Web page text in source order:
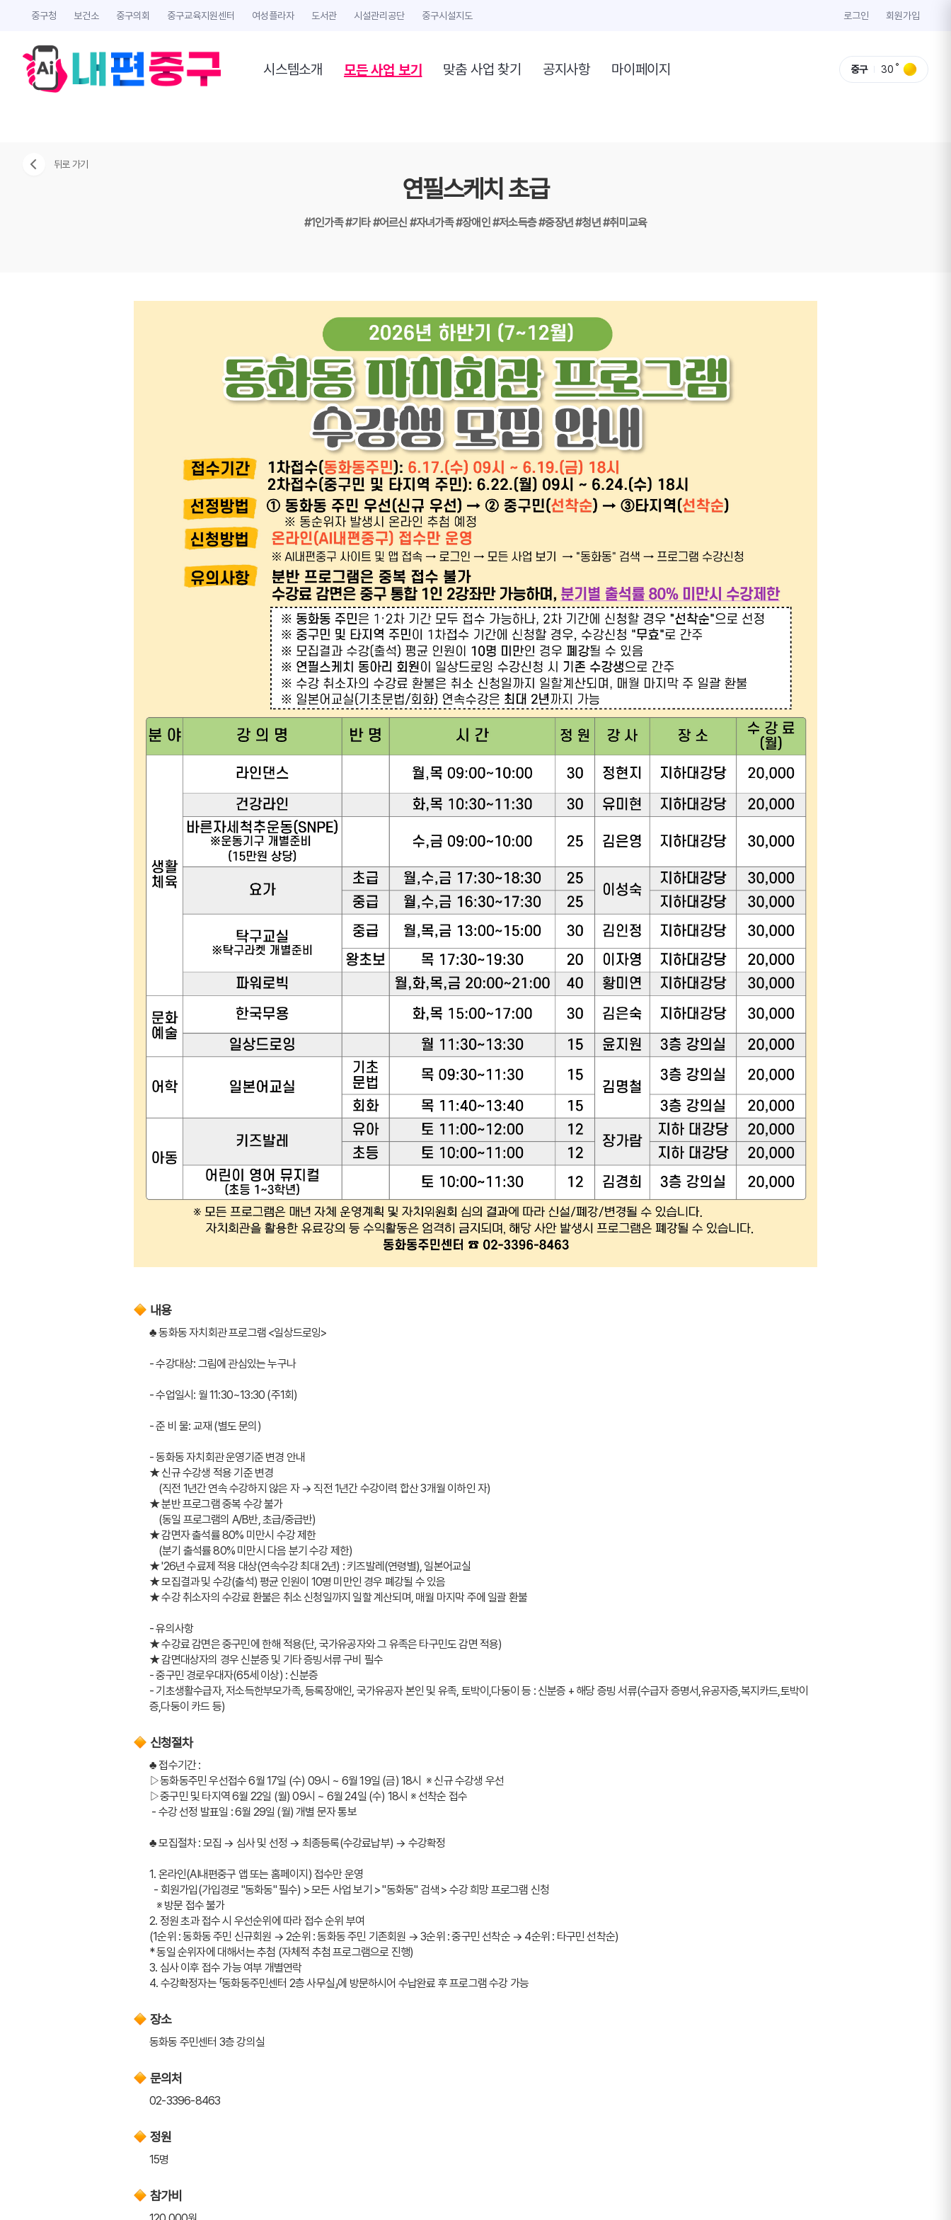
중구청 보건소 중구의회 중구교육지원센터 여성플라자 도서관 시설관리공단 중구시설지도 로그인 회원가입
시스템소개 모든 사업 보기 맞춤 사업 찾기 공지사항 마이페이지 중구 30
뒤로 가기
연필스케치 초급
#1인가족#기타#어르신#자녀가족#장애인#저소득층#중장년#청년#취미교육
내용
♣ 동화동 자치회관 프로그램 <일상드로잉>
- 수강대상: 그림에 관심있는 누구나
- 수업일시: 월 11:30~13:30 (주1회)
- 준 비 물: 교재 (별도 문의)
- 동화동 자치회관 운영기준 변경 안내
★ 신규 수강생 적용 기준 변경
    (직전 1년간 연속 수강하지 않은 자 → 직전 1년간 수강이력 합산 3개월 이하인 자)
★ 분반 프로그램 중복 수강 불가
    (동일 프로그램의 A/B반, 초급/중급반)
★ 감면자 출석률 80% 미만시 수강 제한
    (분기 출석률 80% 미만시 다음 분기 수강 제한)
★ '26년 수료제 적용 대상(연속수강 최대 2년) : 키즈발레(연령별), 일본어교실
★ 모집결과 및 수강(출석) 평균 인원이 10명 미만인 경우 폐강될 수 있음
★ 수강 취소자의 수강료 환불은 취소 신청일까지 일할 계산되며, 매월 마지막 주에 일괄 환불
- 유의사항
★ 수강료 감면은 중구민에 한해 적용(단, 국가유공자와 그 유족은 타구민도 감면 적용)
★ 감면대상자의 경우 신분증 및 기타 증빙서류 구비 필수
- 중구민 경로우대자(65세 이상) : 신분증
- 기초생활수급자, 저소득한부모가족, 등록장애인, 국가유공자 본인 및 유족, 토박이,다둥이 등 : 신분증 + 해당 증빙 서류(수급자 증명서,유공자증,복지카드,토박이
증,다둥이 카드 등)
신청절차
♣ 접수기간 :
▷동화동주민 우선접수 6월 17일 (수) 09시 ~ 6월 19일 (금) 18시  ※ 신규 수강생 우선
▷중구민 및 타지역 6월 22일 (월) 09시 ~ 6월 24일 (수) 18시 ※ 선착순 접수
- 수강 선정 발표일 : 6월 29일 (월) 개별 문자 통보
♣ 모집절차 : 모집 → 심사 및 선정 → 최종등록(수강료납부) → 수강확정
1. 온라인(AI내편중구 앱 또는 홈페이지) 접수만 운영
  - 회원가입(가입경로 "동화동" 필수) > 모든 사업 보기 > "동화동" 검색 > 수강 희망 프로그램 신청
   ※ 방문 접수 불가
2. 정원 초과 접수 시 우선순위에 따라 접수 순위 부여
(1순위 : 동화동 주민 신규회원 → 2순위 : 동화동 주민 기존회원 → 3순위 : 중구민 선착순 → 4순위 : 타구민 선착순)
* 동일 순위자에 대해서는 추첨 (자체적 추첨 프로그램으로 진행)
3. 심사 이후 접수 가능 여부 개별연락
4. 수강확정자는 「동화동주민센터 2층 사무실」에 방문하시어 수납완료 후 프로그램 수강 가능
장소
동화동 주민센터 3층 강의실
문의처
02-3396-8463
정원
15명
참가비